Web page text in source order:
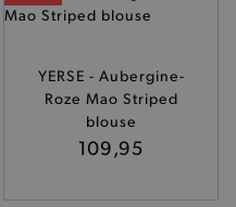
YERSE - Aubergine-
Roze Mao Striped
blouse
109,95